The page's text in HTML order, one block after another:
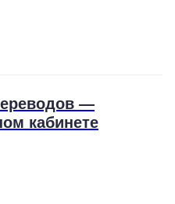
—
кабинете